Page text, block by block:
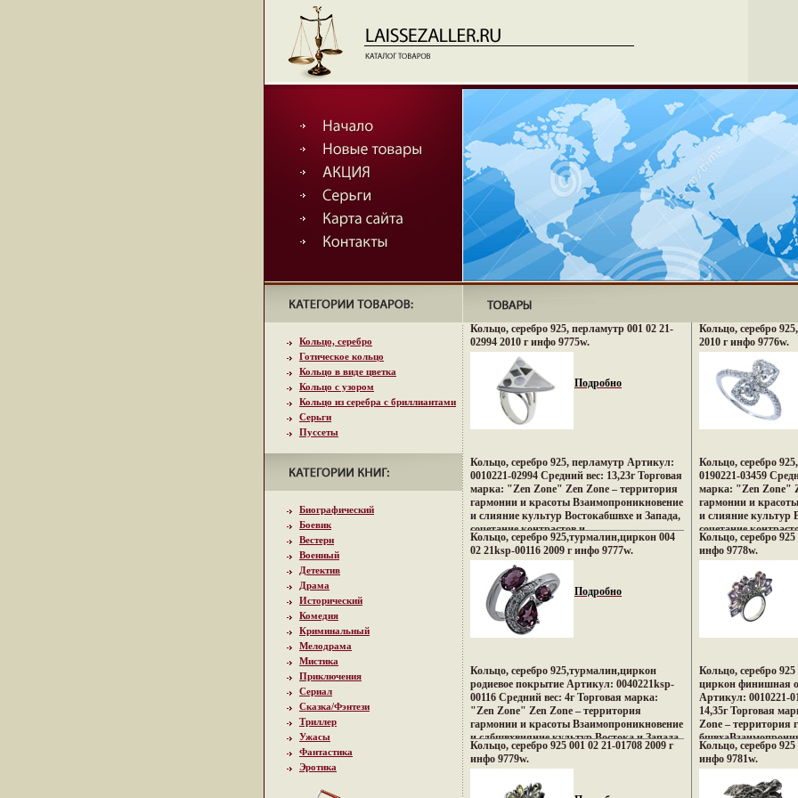
Кольцо, серебро
Готическое кольцо
Кольцо в виде цветка
Кольцо с узором
Кольцо из серебра с бриллиантами
Серьги
Пуссеты
Биографический
Боевик
Вестерн
Военный
Детектив
Драма
Исторический
Комедия
Криминальный
Мелодрама
Мистика
Приключения
Сериал
Сказка/Фэнтези
Триллер
Ужасы
Фантастика
Эротика
Кольцо, серебро 925, перламутр 001 02 21-
02994 2010 г инфо 9775w.
Подробно
Кольцо, серебро 925, перламутр Артикул:
0010221-02994 Средний вес: 13,23г Торговая
марка: "Zen Zone" Zen Zone – территория
гармонии и красоты Взаимопроникновение
и слияние культур Востокабшвхе и Запада,
сочетание контрастов и
противоположностей Настроения
неонового Токио, обаяние французских
кофеин, безудержная роскошь индийских
дворцов, романтика коралловых рифов и
лазурных побережий Бали, динамика моды
и тенденций Милана – все это воплотилось
в ювелирныхвжтрл шедеврах Zen Zone
Дизайнеры изменили традиционному
дарят вам привилегию избранных –
подчеркивать, менять и создавать свой
неповторимый образ, приобретая при этом
заряд настроения и уверенность в своем
успехе.
Кольцо, серебро 925,турмалин,циркон 004
02 21ksp-00116 2009 г инфо 9777w.
Подробно
Кольцо, серебро 925,турмалин,циркон
родиевое покрытие Артикул: 0040221ksp-
00116 Средний вес: 4г Торговая марка:
"Zen Zone" Zen Zone – территория
гармонии и красоты Взаимопроникновение
и слбшвхвияние культур Востока и Запада,
сочетание контрастов и
противоположностей Настроения
кофеин, безудержная роскошь индийских
Кольцо, серебро 925 001 02 21-01708 2009 г
инфо 9779w.
Кольцо, серебро
2010 г инфо 9776w.
Кольцо, серебро
0190221-03459
марка: "Zen Zone"
гармонии и
и слияние культур
сочетание
неонового Токио,
кофеин,
дворцов,
лазурных
и тенденций
в ювелирных
Дизайнеры
дарят вам
подчеркивать,
неповторимый
заряд настроения и
успехе.
Кольцо, серебро 925
инфо 9778w.
Кольцо, серебро
циркон финишная
Артикул: 0010221-
14,35г Торговая
Zone – территория
культур Востока и
контрастов и
Настроения
французских
Кольцо, серебро 925
инфо 9781w.